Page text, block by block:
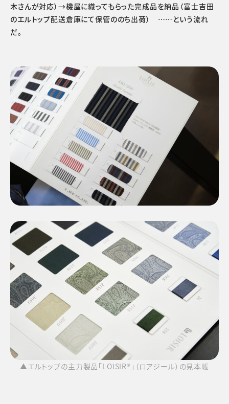
木さんが対応）→機屋に織ってもらった完成品を納品（富士吉田
のエルトップ配送倉庫にて保管ののち出荷） ……という流れ
だ。
▲エルトップの主力製品「LOISIR®」（ロアジール）の見本帳